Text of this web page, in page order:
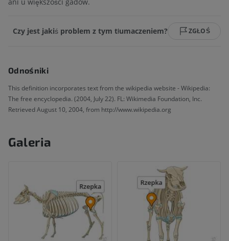
Czy jest jakiś problem z tym tłumaczeniem? ZGŁOŚ
Odnośniki
This definition incorporates text from the wikipedia website - Wikipedia:
The free encyclopedia. (2004, July 22). FL: Wikimedia Foundation, Inc.
Retrieved August 10, 2004, from http://www.wikipedia.org
Galeria